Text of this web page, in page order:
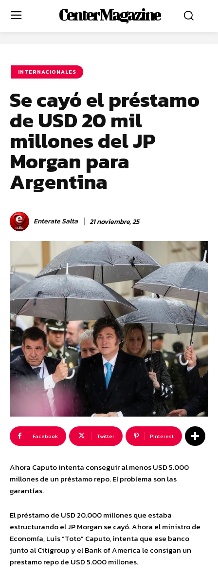
Center Magazine
INTERNACIONALES
Se cayó el préstamo
de USD 20 mil
millones del JP
Morgan para
Argentina
Enterate Salta 21 noviembre, 25
Facebook Twitter Pinterest
Ahora Caputo intenta conseguir al menos USD 5.000
millones de un préstamo repo. El problema son las
garantías.
El préstamo de USD 20.000 millones que estaba
estructurando el JP Morgan se cayó. Ahora el ministro de
Economía, Luis “Toto” Caputo, intenta que ese banco
junto al Citigroup y el Bank of America le consigan un
prestamo repo de USD 5.000 millones.